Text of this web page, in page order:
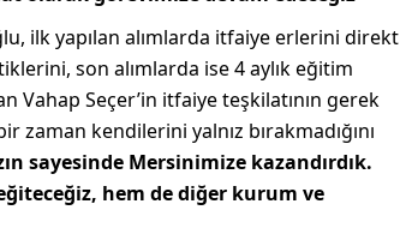
ilk yapılan alımlarda itfaiye erlerini direkt
son alımlarda ise 4 aylık eğitim
Vahap Seçer’in itfaiye teşkilatının gerek
kendilerini yalnız bırakmadığını
sayesinde Mersinimize kazandırdık.
hem de diğer kurum ve